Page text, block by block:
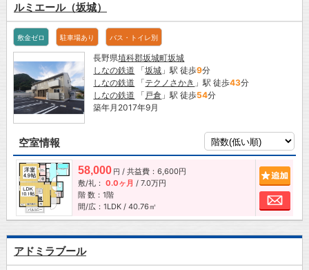
ルミエール（坂城）
敷金ゼロ 駐車場あり バス・トイレ別
長野県埴科郡坂城町坂城
しなの鉄道 「坂城 」駅 徒歩9分
しなの鉄道 「テクノさかき 」駅 徒歩43分
しなの鉄道 「 戸倉 」駅 徒歩54分
築年月2017年9月
空室情報
58,000 円 / 共益費：6,600円
敷/礼： 0.0ヶ月 / 7.0万円
階 数：1階
間/広：1LDK / 40.76㎡
お
アドミラブール